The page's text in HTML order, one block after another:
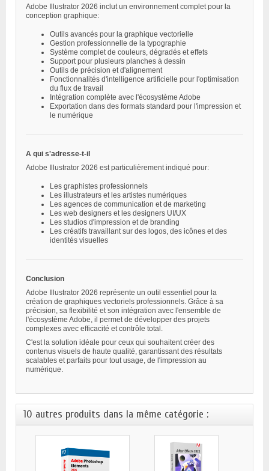
Adobe Illustrator 2026 inclut un environnement complet pour la
conception graphique:
Outils avancés pour la graphique vectorielle
Gestion professionnelle de la typographie
Système complet de couleurs, dégradés et effets
Support pour plusieurs planches à dessin
Outils de précision et d'alignement
Fonctionnalités d'intelligence artificielle pour l'optimisation
du flux de travail
Intégration complète avec l'écosystème Adobe
Exportation dans des formats standard pour l'impression et
le numérique
A qui s'adresse-t-il
Adobe Illustrator 2026 est particulièrement indiqué pour:
Les graphistes professionnels
Les illustrateurs et les artistes numériques
Les agences de communication et de marketing
Les web designers et les designers UI/UX
Les studios d'impression et de branding
Les créatifs travaillant sur des logos, des icônes et des
identités visuelles
Conclusion
Adobe Illustrator 2026 représente un outil essentiel pour la
création de graphiques vectoriels professionnels. Grâce à sa
précision, sa flexibilité et son intégration avec l'ensemble de
l'écosystème Adobe, il permet de développer des projets
complexes avec efficacité et contrôle total.
C'est la solution idéale pour ceux qui souhaitent créer des
contenus visuels de haute qualité, garantissant des résultats
scalables et parfaits pour tout usage, de l'impression au
numérique.
10 autres produits dans la même catégorie :